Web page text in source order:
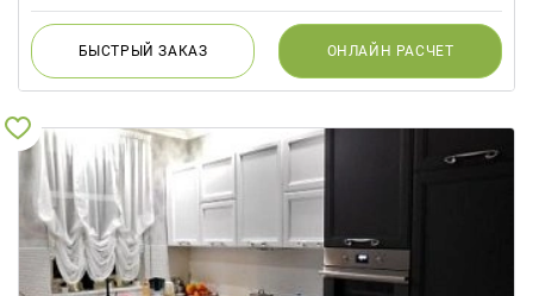
БЫСТРЫЙЗАКАЗ ОНЛАЙН РАСЧЕТ